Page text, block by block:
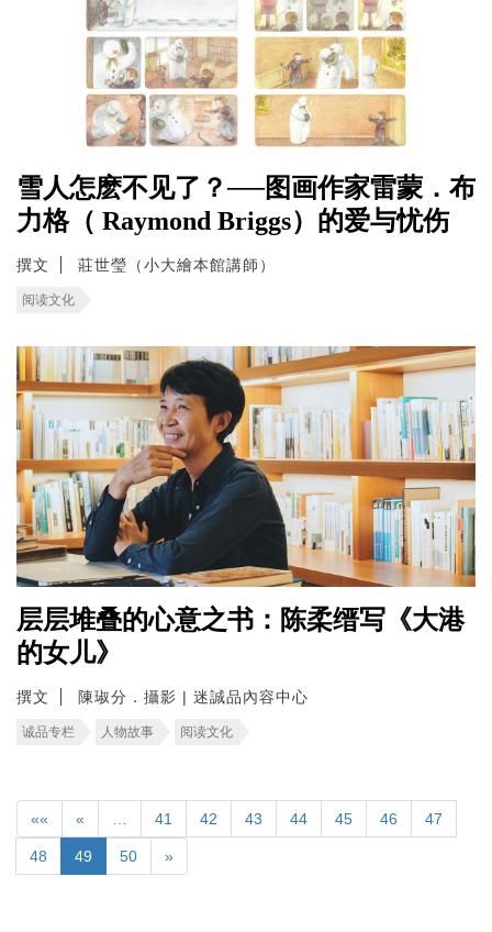
雪人怎麽不见了？──图画作家雷蒙．布
力格（ Raymond Briggs）的爱与忧伤
撰文 莊世瑩（小大繪本館講師）
阅读文化
层层堆叠的心意之书：陈柔缙写《大港
的女儿》
撰文 陳琡分．攝影 | 迷誠品內容中心
诚品专栏 人物故事 阅读文化
«« « 41 42 43 44 45 46 47
48 49 50 »